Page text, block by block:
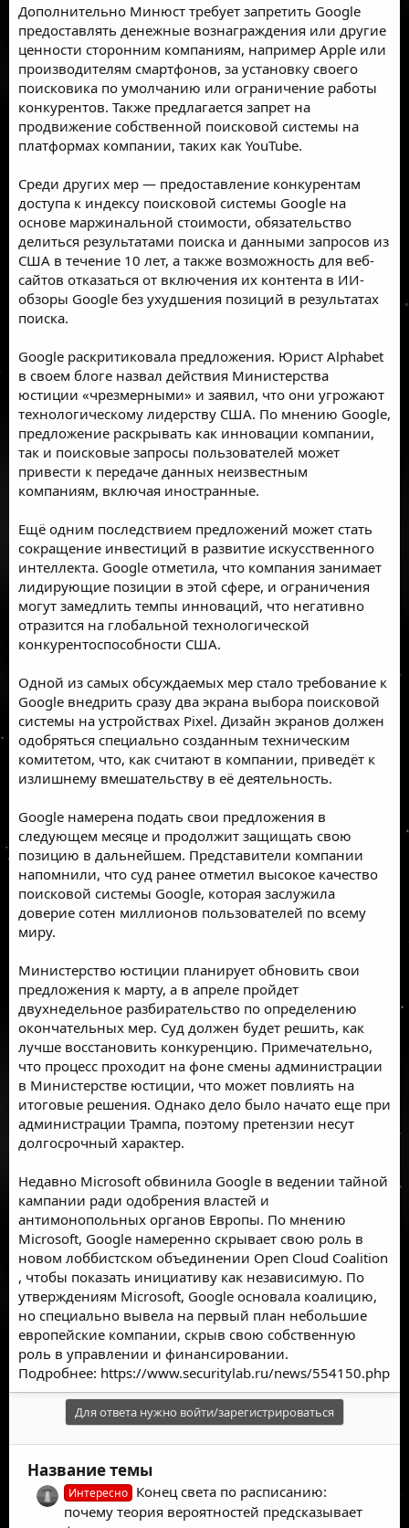
Дополнительно Минюст требует запретить Google
предоставлять денежные вознаграждения или другие
ценности сторонним компаниям, например Apple или
производителям смартфонов, за установку своего
поисковика по умолчанию или ограничение работы
конкурентов. Также предлагается запрет на
продвижение собственной поисковой системы на
платформах компании, таких как YouTube.
Среди других мер — предоставление конкурентам
доступа к индексу поисковой системы Google на
основе маржинальной стоимости, обязательство
делиться результатами поиска и данными запросов из
США в течение 10 лет, а также возможность для веб-
сайтов отказаться от включения их контента в ИИ-
обзоры Google без ухудшения позиций в результатах
поиска.
Google раскритиковала предложения. Юрист Alphabet
в своем блоге назвал действия Министерства
юстиции «чрезмерными» и заявил, что они угрожают
технологическому лидерству США. По мнению Google,
предложение раскрывать как инновации компании,
так и поисковые запросы пользователей может
привести к передаче данных неизвестным
компаниям, включая иностранные.
Ещё одним последствием предложений может стать
сокращение инвестиций в развитие искусственного
интеллекта. Google отметила, что компания занимает
лидирующие позиции в этой сфере, и ограничения
могут замедлить темпы инноваций, что негативно
отразится на глобальной технологической
конкурентоспособности США.
Одной из самых обсуждаемых мер стало требование к
Google внедрить сразу два экрана выбора поисковой
системы на устройствах Pixel. Дизайн экранов должен
одобряться специально созданным техническим
комитетом, что, как считают в компании, приведёт к
излишнему вмешательству в её деятельность.
Google намерена подать свои предложения в
следующем месяце и продолжит защищать свою
позицию в дальнейшем. Представители компании
напомнили, что суд ранее отметил высокое качество
поисковой системы Google, которая заслужила
доверие сотен миллионов пользователей по всему
миру.
Министерство юстиции планирует обновить свои
предложения к марту, а в апреле пройдет
двухнедельное разбирательство по определению
окончательных мер. Суд должен будет решить, как
лучше восстановить конкуренцию. Примечательно,
что процесс проходит на фоне смены администрации
в Министерстве юстиции, что может повлиять на
итоговые решения. Однако дело было начато еще при
администрации Трампа, поэтому претензии несут
долгосрочный характер.
Недавно Microsoft обвинила Google в ведении тайной
кампании ради одобрения властей и
антимонопольных органов Европы. По мнению
Microsoft, Google намеренно скрывает свою роль в
новом лоббистском объединении Open Cloud Coalition
, чтобы показать инициативу как независимую. По
утверждениям Microsoft, Google основала коалицию,
но специально вывела на первый план небольшие
европейские компании, скрыв свою собственную
роль в управлении и финансировании.
Подробнее: https://www.securitylab.ru/news/554150.php
Для ответа нужно войти/зарегистрироваться
Название темы
Интересно Конец света по расписанию:
почему теория вероятностей предсказывает